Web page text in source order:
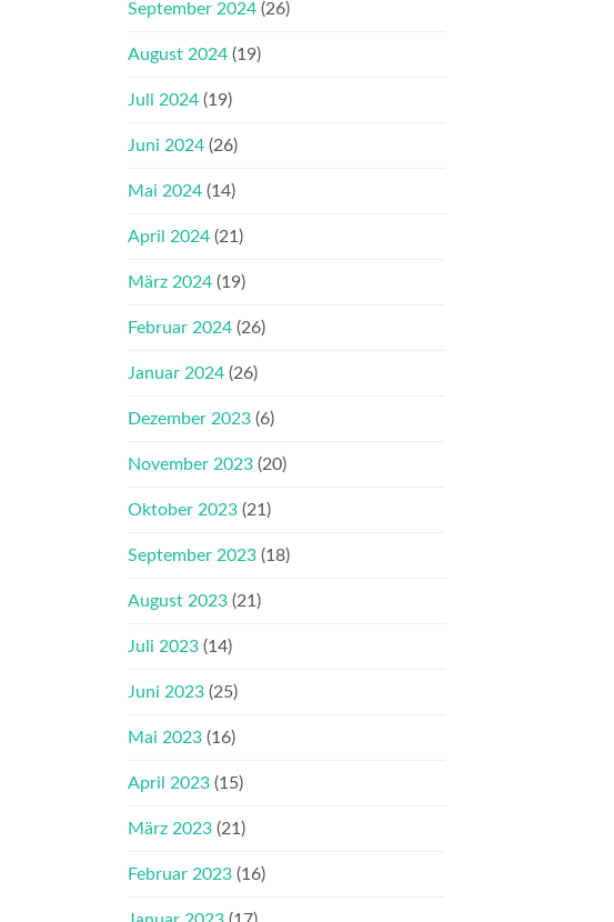
September 2024 (26)
August 2024 (19)
Juli 2024 (19)
Juni 2024 (26)
Mai 2024 (14)
April 2024 (21)
März 2024 (19)
Februar 2024 (26)
Januar 2024 (26)
Dezember 2023 (6)
November 2023 (20)
Oktober 2023 (21)
September 2023 (18)
August 2023 (21)
Juli 2023 (14)
Juni 2023 (25)
Mai 2023 (16)
April 2023 (15)
März 2023 (21)
Februar 2023 (16)